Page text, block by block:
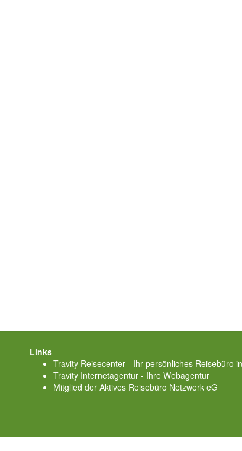
Links
Travity Reisecenter - Ihr persönliches Reisebüro
Travity Internetagentur - Ihre Webagentur
Mitglied der Aktives Reisebüro Netzwerk eG